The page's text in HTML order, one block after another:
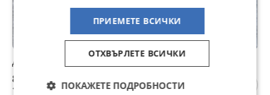
Диференциал за Mercedes w203 C-Class
85 €
166,25 лв
ПРИЕМЕТЕ ВСИЧКИ
ОТХВЪРЛЕТЕ ВСИЧКИ
ПОКАЖЕТЕ ПОДРОБНОСТИ